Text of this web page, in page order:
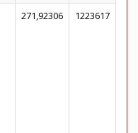
271,92306 1223617